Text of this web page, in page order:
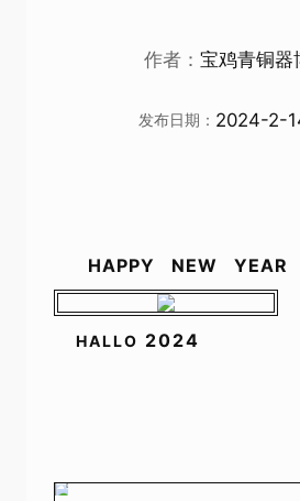
作者： 宝鸡青铜器
发布日期： 2024-2-
HAPPY NEW YEAR
HALLO 2024